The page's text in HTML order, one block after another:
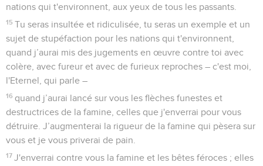
nations qui t'environnent, aux yeux de tous les passants.
15 Tu seras insultée et ridiculisée, tu seras un exemple et un
sujet de stupéfaction pour les nations qui t'environnent,
quand j’aurai mis des jugements en œuvre contre toi avec
colère, avec fureur et avec de furieux reproches – c'est moi,
l'Eternel, qui parle –
16 quand j’aurai lancé sur vous les flèches funestes et
destructrices de la famine, celles que j'enverrai pour vous
détruire. J’augmenterai la rigueur de la famine qui pèsera sur
vous et je vous priverai de pain.
17 J'enverrai contre vous la famine et les bêtes féroces ; elles